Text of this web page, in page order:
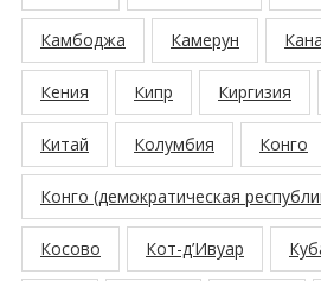
Камбоджа Камерун
Кения Кипр Киргизия
Китай Колумбия Конго
Конго (демократическая
Косово Кот-д’Ивуар